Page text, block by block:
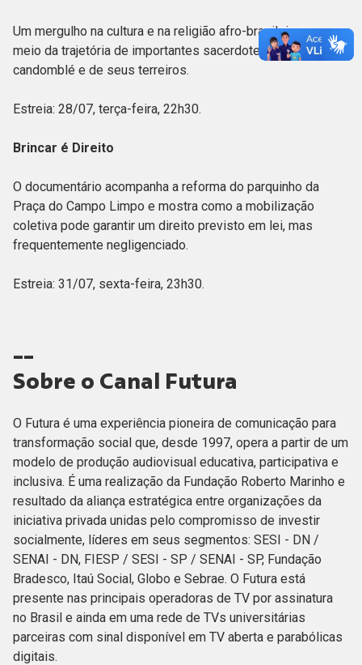
Um mergulho na cultura e na religião afro-brasileira por
meio da trajetória de importantes sacerdotes do
candomblé e de seus terreiros.
Estreia: 28/07, terça-feira, 22h30.
Brincar é Direito
O documentário acompanha a reforma do parquinho da
Praça do Campo Limpo e mostra como a mobilização
coletiva pode garantir um direito previsto em lei, mas
frequentemente negligenciado.
Estreia: 31/07, sexta-feira, 23h30.
--
Sobre o Canal Futura
O Futura é uma experiência pioneira de comunicação para
transformação social que, desde 1997, opera a partir de um
modelo de produção audiovisual educativa, participativa e
inclusiva. É uma realização da Fundação Roberto Marinho e
resultado da aliança estratégica entre organizações da
iniciativa privada unidas pelo compromisso de investir
socialmente, líderes em seus segmentos: SESI - DN /
SENAI - DN, FIESP / SESI - SP / SENAI - SP, Fundação
Bradesco, Itaú Social, Globo e Sebrae. O Futura está
presente nas principais operadoras de TV por assinatura
no Brasil e ainda em uma rede de TVs universitárias
parceiras com sinal disponível em TV aberta e parabólicas
digitais.